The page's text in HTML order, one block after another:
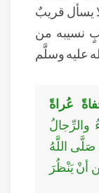
يسأل قريبٌ
نسيبه من
عليه وسلَّم
عُراةً
والرِّجالُ
اللَّهُ
أنْ يَنْظُرَ